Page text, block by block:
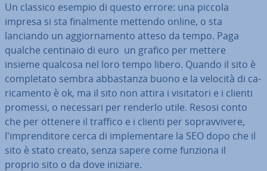
Un classico esempio di questo errore: una piccola
impresa si sta fi­nal­men­te mettendo online, o sta
lanciando un ag­gior­na­men­to atteso da tempo. Paga
qualche centinaio di euro un grafico per mettere
insieme qualcosa nel loro tempo libero. Quando il sito è
com­ple­ta­to sembra ab­ba­stan­za buono e la velocità di ca­
ri­ca­men­to è ok, ma il sito non attira i vi­si­ta­to­ri e i clienti
promessi, o necessari per renderlo utile. Resosi conto
che per ottenere il traffico e i clienti per so­prav­vi­ve­re,
l'im­pren­di­to­re cerca di im­ple­men­ta­re la SEO dopo che il
sito è stato creato, senza sapere come funziona il
proprio sito o da dove iniziare.